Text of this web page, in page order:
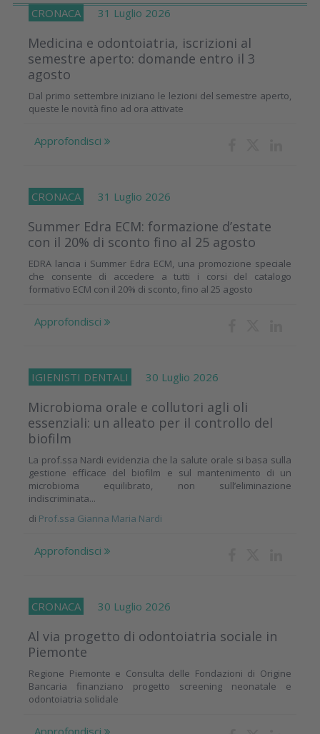
CRONACA 31 Luglio 2026
Medicina e odontoiatria, iscrizioni al
semestre aperto: domande entro il 3
agosto
Dal primo settembre iniziano le lezioni del semestre aperto,
queste le novità fino ad ora attivate
Approfondisci
CRONACA 31 Luglio 2026
Summer Edra ECM: formazione d’estate
con il 20% di sconto fino al 25 agosto
EDRA lancia i Summer Edra ECM, una promozione speciale
che consente di accedere a tutti i corsi del catalogo
formativo ECM con il 20% di sconto, fino al 25 agosto
Approfondisci
IGIENISTI DENTALI 30 Luglio 2026
Microbioma orale e collutori agli oli
essenziali: un alleato per il controllo del
biofilm
La prof.ssa Nardi evidenzia che la salute orale si basa sulla
gestione efficace del biofilm e sul mantenimento di un
microbioma equilibrato, non sull’eliminazione
indiscriminata...
di Prof.ssa Gianna Maria Nardi
Approfondisci
CRONACA 30 Luglio 2026
Al via progetto di odontoiatria sociale in
Piemonte
Regione Piemonte e Consulta delle Fondazioni di Origine
Bancaria finanziano progetto screening neonatale e
odontoiatria solidale
Approfondisci